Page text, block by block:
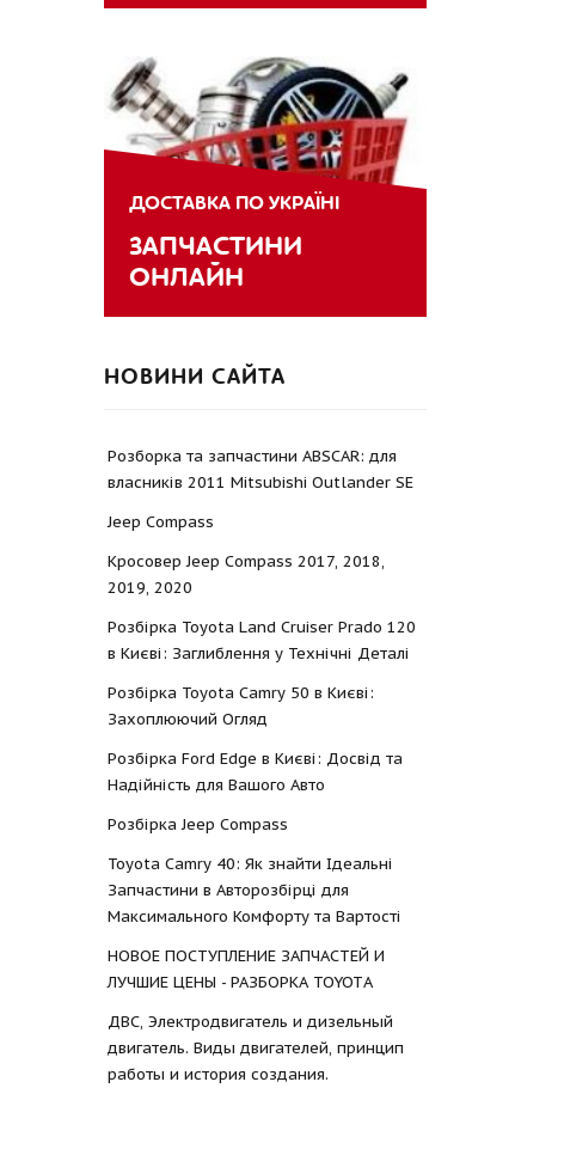
ДОСТАВКА ПО УКРАЇНІ
ЗАПЧАСТИНИ
ОНЛАЙН
НОВИНИ САЙТА
Розборка та запчастини ABSCAR: для
власників 2011 Mitsubishi Outlander SE
Jeep Compass
Кросовер Jeep Compass 2017, 2018,
2019, 2020
Розбірка Toyota Land Cruiser Prado 120
в Києві: Заглиблення у Технічні Деталі
Розбірка Toyota Camry 50 в Києві:
Захоплюючий Огляд
Розбірка Ford Edge в Києві: Досвід та
Надійність для Вашого Авто
Розбірка Jeep Compass
Toyota Camry 40: Як знайти Ідеальні
Запчастини в Авторозбірці для
Максимального Комфорту та Вартості
НОВОЕ ПОСТУПЛЕНИЕ ЗАПЧАСТЕЙ И
ЛУЧШИЕ ЦЕНЫ - РАЗБОРКА TOYOTА
ДВС, Электродвигатель и дизельный
двигатель. Виды двигателей, принцип
работы и история создания.